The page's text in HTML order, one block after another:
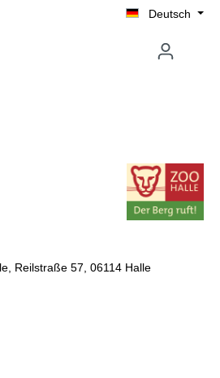
Deutsch
Reilstraße 57, 06114 Halle